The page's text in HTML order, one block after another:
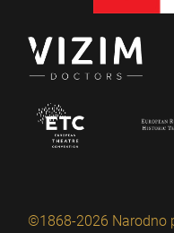
©1868-2026 Narodno